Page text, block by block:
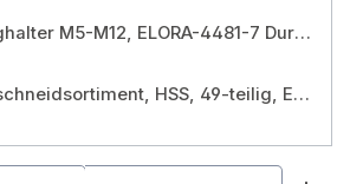
Werkzeughalter M5-M12, ELORA-4481-7 Durchmesser: M5-M12
Gewindeschneidsortiment, HSS, 49-teilig, ELORA-1363-S